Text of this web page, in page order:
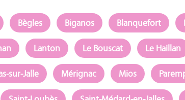
Bègles Biganos Blanquefort
Lanton Le Bouscat Le Haillan
sur-Jalle Mérignac Mios